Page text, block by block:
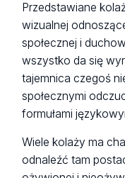
Przedstawiane
wizualnej
społecznej i
wszystko da się
tajemnica czegoś
społecznymi
formułami
Wiele kolaży ma
odnaleźć tam